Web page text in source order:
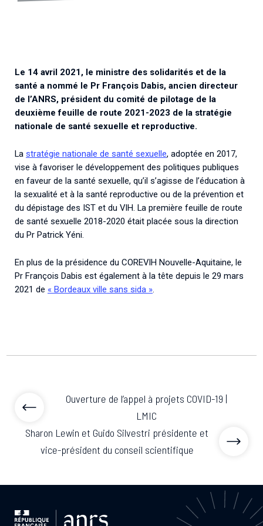
Le 14 avril 2021, le ministre des solidarités et de la
santé a nommé le Pr François Dabis, ancien directeur
de l’ANRS, président du comité de pilotage de la
deuxième feuille de route 2021-2023 de la stratégie
nationale de santé sexuelle et reproductive.
La stratégie nationale de santé sexuelle, adoptée en 2017,
vise à favoriser le développement des politiques publiques
en faveur de la santé sexuelle, qu’il s’agisse de l’éducation à
la sexualité et à la santé reproductive ou de la prévention et
du dépistage des IST et du VIH. La première feuille de route
de santé sexuelle 2018-2020 était placée sous la direction
du Pr Patrick Yéni.
En plus de la présidence du COREVIH Nouvelle-Aquitaine, le
Pr François Dabis est également à la tête depuis le 29 mars
2021 de « Bordeaux ville sans sida »
Ouverture de l’appel à projets COVID-19 |
LMIC
Sharon Lewin et Guido Silvestri présidente et
vice-président du conseil scientifique